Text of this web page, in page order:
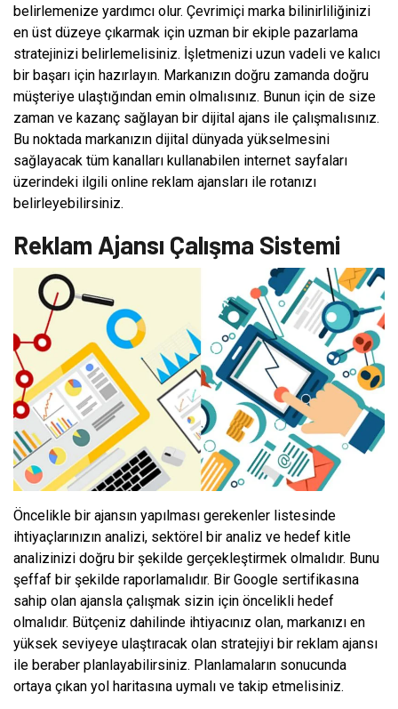
belirlemenize yardımcı olur. Çevrimiçi marka bilinirliliğinizi
en üst düzeye çıkarmak için uzman bir ekiple pazarlama
stratejinizi belirlemelisiniz. İşletmenizi uzun vadeli ve kalıcı
bir başarı için hazırlayın. Markanızın doğru zamanda doğru
müşteriye ulaştığından emin olmalısınız. Bunun için de size
zaman ve kazanç sağlayan bir dijital ajans ile çalışmalısınız.
Bu noktada markanızın dijital dünyada yükselmesini
sağlayacak tüm kanalları kullanabilen internet sayfaları
üzerindeki ilgili online reklam ajansları ile rotanızı
belirleyebilirsiniz.
Reklam Ajansı Çalışma Sistemi
Öncelikle bir ajansın yapılması gerekenler listesinde
ihtiyaçlarınızın analizi, sektörel bir analiz ve hedef kitle
analizinizi doğru bir şekilde gerçekleştirmek olmalıdır. Bunu
şeffaf bir şekilde raporlamalıdır. Bir Google sertifikasına
sahip olan ajansla çalışmak sizin için öncelikli hedef
olmalıdır. Bütçeniz dahilinde ihtiyacınız olan, markanızı en
yüksek seviyeye ulaştıracak olan stratejiyi bir reklam ajansı
ile beraber planlayabilirsiniz. Planlamaların sonucunda
ortaya çıkan yol haritasına uymalı ve takip etmelisiniz.